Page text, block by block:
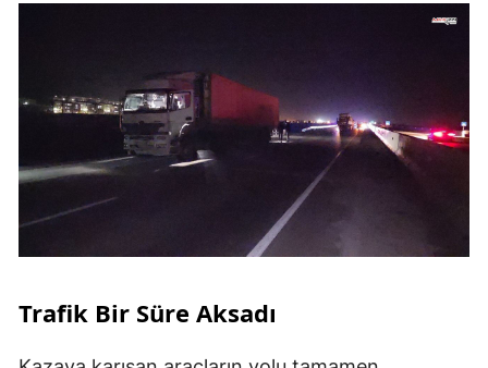
Trafik Bir Süre Aksadı